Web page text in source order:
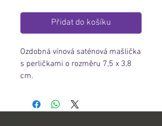
Přidat do košíku
Ozdobná vínová saténová mašlička
s perličkami o rozměru 7,5 x 3,8
cm.